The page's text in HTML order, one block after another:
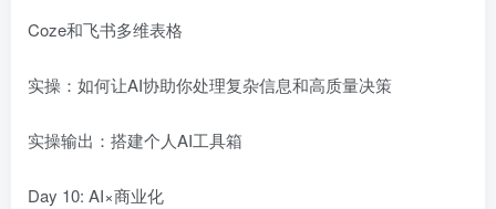
Coze和飞书多维表格
实操：如何让AI协助你处理复杂信息和高质量决策
实操输出：搭建个人AI工具箱
Day 10: AI×商业化